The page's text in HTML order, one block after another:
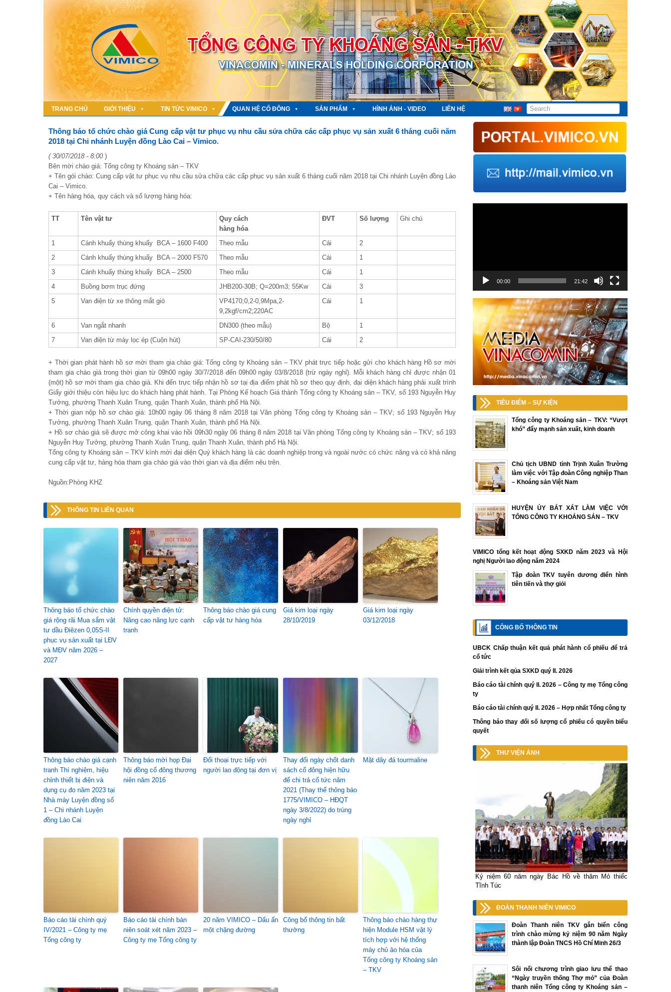
TRANG CHỦ GIỚI THIỆU TIN TỨC VIMICO QUAN HỆ CỔ ĐÔNG SẢN PHẨM HÌNH ẢNH - VIDEO LIÊN HỆ
Thông báo tổ chức chào giá Cung cấp vật tư phục vụ nhu cầu sửa chữa các cấp phục vụ sản xuất 6 tháng cuối năm
2018 tại Chi nhánh Luyện đồng Lào Cai – Vimico.
( 30/07/2018 - 8:00 )
Bên mời chào giá: Tổng công ty Khoáng sản – TKV
+ Tên gói chào: Cung cấp vật tư phục vụ nhu cầu sửa chữa các cấp phục vụ sản xuất 6 tháng cuối năm 2018 tại Chi nhánh Luyện đồng Lào
Cai – Vimico.
+ Tên hàng hóa, quy cách và số lượng hàng hóa:
TT Tên vật tư
Quy cách
hàng hóa
ĐVT Số lượng Ghi chú
1 Cánh khuấy thùng khuấy BCA – 1600 F400 Theo mẫu Cái
2
2
Cánh khuấy thùng khuấy BCA – 2000 F570 Theo mẫu Cái
1
3
Cánh khuấy thùng khuấy BCA – 2500 Theo mẫu Cái
1
4
Buồng bơm trục đứng JHB200-30B; Q=200m3; 55Kw Cái
3
5
Van điện từ xe thông mắt gió
VP4170;0,2-0,9Mpa,2-
9,2kgf/cm2;220AC
Cái 1
6 Van ngắt nhanh DN300 (theo mẫu) Bộ
1
7
Van điện từ máy lọc ép (Cuộn hút) SP-CAI-230/50/80 Cái 2
+ Thời gian phát hành hồ sơ mời tham gia chào giá: Tổng công ty Khoáng sản – TKV phát trực tiếp hoặc gửi cho khách hàng Hồ sơ mời
tham gia chào giá trong thời gian từ 09h00 ngày 30/7/2018 đến 09h00 ngày 03/8/2018 (trừ ngày nghỉ). Mỗi khách hàng chỉ được nhận 01
(một) hồ sơ mời tham gia chào giá. Khi đến trực tiếp nhận hồ sơ tại địa điểm phát hồ sơ theo quy định, đại diện khách hàng phải xuất trình
Giấy giới thiệu còn hiệu lực do khách hàng phát hành. Tại Phòng Kế hoạch Giá thành Tổng công ty Khoáng sản – TKV, số 193 Nguyễn Huy
Tưởng, phường Thanh Xuân Trung, quận Thanh Xuân, thành phố Hà Nội.
+ Thời gian nộp hồ sơ chào giá: 10h00 ngày 06 tháng 8 năm 2018 tại Văn phòng Tổng công ty Khoáng sản – TKV; số 193 Nguyễn Huy
Tưởng, phường Thanh Xuân Trung, quận Thanh Xuân, thành phố Hà Nội.
+ Hồ sơ chào giá sẽ được mở công khai vào hồi 09h30 ngày 06 tháng 8 năm 2018 tại Văn phòng Tổng công ty Khoáng sản – TKV; số 193
Nguyễn Huy Tưởng, phường Thanh Xuân Trung, quận Thanh Xuân, thành phố Hà Nội.
Tổng công ty Khoáng sản – TKV kính mời đại diện Quý khách hàng là các doanh nghiệp trong và ngoài nước có chức năng và có khả năng
cung cấp vật tư, hàng hóa tham gia chào giá vào thời gian và địa điểm nêu trên.
Nguồn:Phòng KHZ
THÔNG TIN LIÊN QUAN
Thông báo tổ chức chào
giá rộng rãi Mua sắm vật
tư dầu Điêzen 0,05S-II
phục vụ sản xuất tại LĐV
và MĐV năm 2026 –
2027
Chính quyền điện tử:
Nâng cao năng lực cạnh
tranh
Thông báo chào giá cung
cấp vật tư hàng hóa
Giá kim loại ngày
28/10/2019
Giá kim loại ngày
03/12/2018
Thông báo chào giá cạnh
tranh Thí nghiệm, hiệu
chỉnh thiết bị điện và
dụng cụ đo năm 2023 tại
Nhà máy Luyện đồng số
1 – Chi nhánh Luyện
đồng Lào Cai
Thông báo mời họp Đại
hội đồng cổ đông thương
niên năm 2016
Đối thoại trực tiếp với
người lao động tại đơn vị
Thay đổi ngày chốt danh
sách cổ đông hiện hữu
để chi trả cổ tức năm
2021 (Thay thế thông báo
1775/VIMICO – HĐQT
ngày 3/8/2022) do trùng
ngày nghỉ
Mặt dây đá tourmaline
Báo cáo tài chính quý
IV/2021 – Công ty mẹ
Tổng công ty
Báo cáo tài chính bán
niên soát xét năm 2023 –
Công ty mẹ Tổng công ty
20 năm VIMICO – Dấu ấn
một chặng đường
Công bố thông tin bất
thường
Thông báo chào hàng thự
hiện Module HSM vật lý
tích hợp với hệ thống
máy chủ ảo hóa của
Tổng công ty Khoáng sản
– TKV
00:00 21:42
TIÊU ĐIỂM – SỰ KIỆN
Tổng công ty Khoáng sản – TKV: “Vượt
khó” đẩy mạnh sản xuất, kinh doanh
Chủ tịch UBND tỉnh Trịnh Xuân Trường
làm việc với Tập đoàn Công nghiệp Than
– Khoáng sản Việt Nam
HUYỆN ỦY BÁT XÁT LÀM VIỆC VỚI
TỔNG CÔNG TY KHOÁNG SẢN – TKV
VIMICO tổng kết hoạt động SXKD năm 2023 và Hội
nghị Người lao động năm 2024
Tập đoàn TKV tuyên dương điển hình
tiên tiến và thợ giỏi
CÔNG BỐ THÔNG TIN
UBCK Chấp thuận kết quả phát hành cổ phiếu để trả
cổ tức
Giải trình kết qủa SXKD quý II. 2026
Báo cáo tài chính quý II. 2026 – Công ty mẹ Tổng công
ty
Báo cáo tài chính quý II. 2026 – Hợp nhất Tổng công ty
Thông báo thay đổi số lượng cổ phiếu có quyền biểu
quyết
THƯ VIỆN ẢNH
Kỷ niệm 60 năm ngày Bác Hồ về thăm Mỏ thiếc
Tĩnh Túc
ĐOÀN THANH NIÊN VIMICO
Đoàn Thanh niên TKV gắn biển công
trình chào mừng kỷ niệm 90 năm Ngày
thành lập Đoàn TNCS Hồ Chí Minh 26/3
Sôi nổi chương trình giao lưu thể thao
“Ngày truyền thống Thợ mỏ” của Đoàn
thanh niên Tổng công ty Khoáng sản –